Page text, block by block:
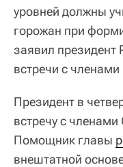
уровней должны
горожан при
заявил президент
встречи с
Президент в
встречу с
Помощник главы
внештатной